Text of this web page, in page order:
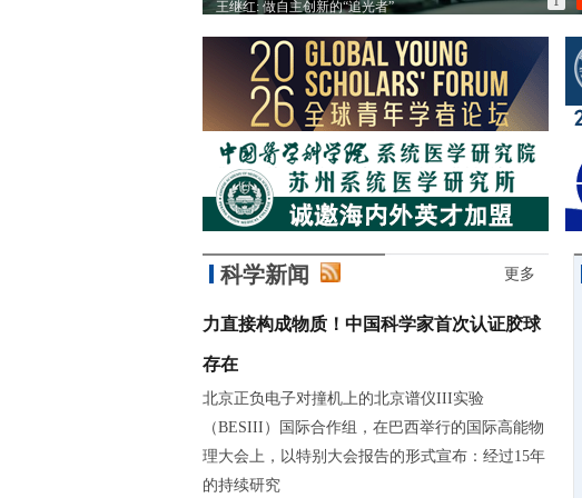
王继红: 做自主创新的“追光者”
科学新闻 更多
力直接构成物质！中国科学家首次认证胶球
存在
北京正负电子对撞机上的北京谱仪III实验
（BESIII）国际合作组，在巴西举行的国际高能物
理大会上，以特别大会报告的形式宣布：经过15年
的持续研究